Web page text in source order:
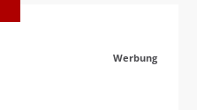
Werbung